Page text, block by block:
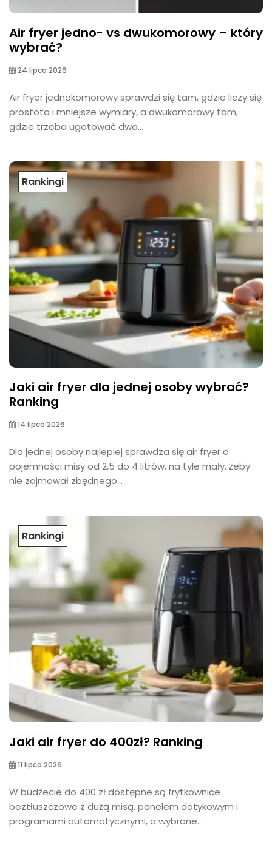
Air fryer jedno- vs dwukomorowy – który
wybrać?
24 lipca 2026
Air fryer jednokomorowy sprawdzi się tam, gdzie liczy się
prostota i mniejsze wymiary, a dwukomorowy tam,
gdzie trzeba ugotować dwa...
Rankingi
Jaki air fryer dla jednej osoby wybrać?
Ranking
14 lipca 2026
Dla jednej osoby najlepiej sprawdza się air fryer o
pojemności misy od 2,5 do 4 litrów, na tyle mały, żeby
nie zajmował zbędnego...
Rankingi
Jaki air fryer do 400zł? Ranking
11 lipca 2026
W budżecie do 400 zł dostępne są frytkownice
beztłuszczowe z dużą misą, panelem dotykowym i
programami automatycznymi, a wybrane...